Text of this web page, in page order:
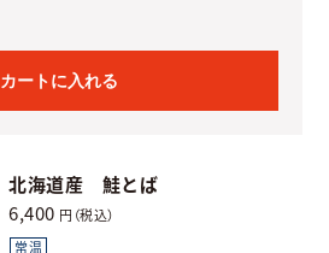
カートに入れる
北海道産 鮭とば
6,400 円（税込）
常温